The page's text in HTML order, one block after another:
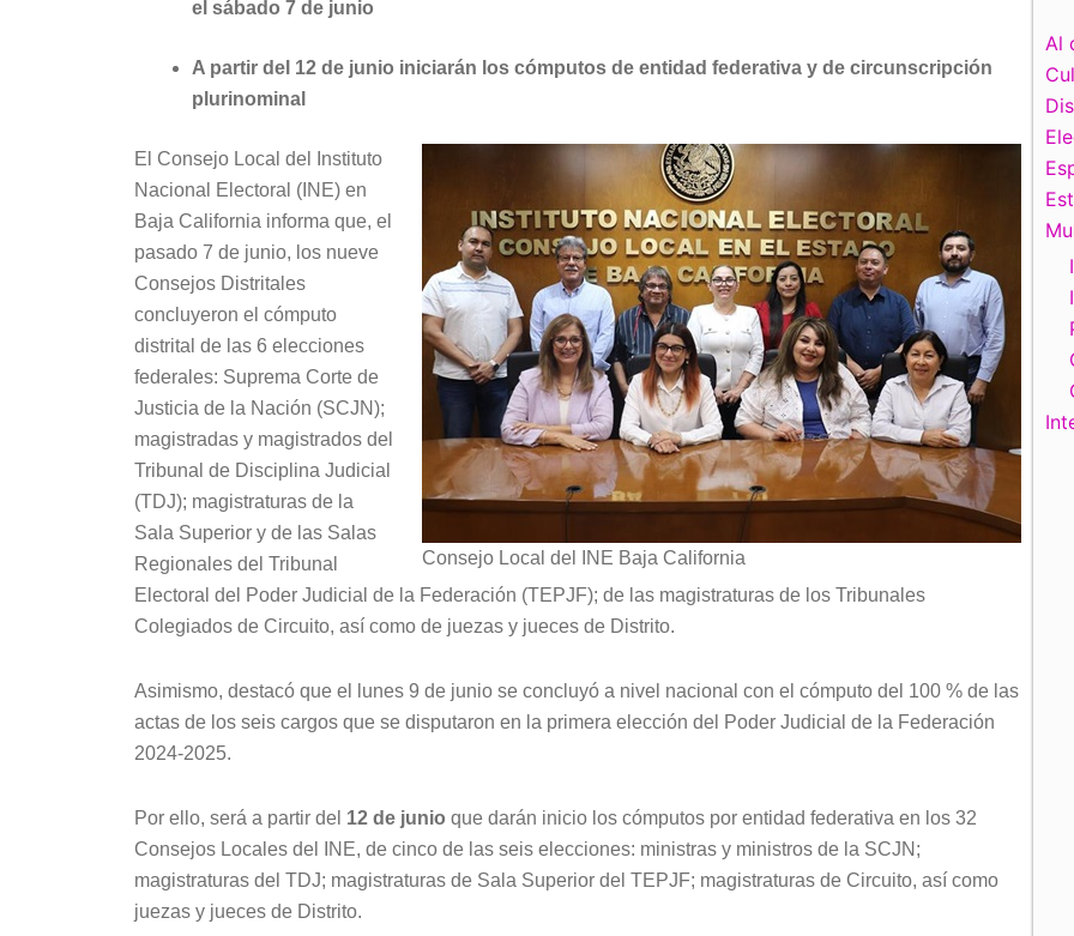
el sábado 7 de junio
A partir del 12 de junio iniciarán los cómputos de entidad federativa y de circunscripción
plurinominal
Consejo Local del INE Baja California
El Consejo Local del Instituto
Nacional Electoral (INE) en
Baja California informa que, el
pasado 7 de junio, los nueve
Consejos Distritales
concluyeron el cómputo
distrital de las 6 elecciones
federales: Suprema Corte de
Justicia de la Nación (SCJN);
magistradas y magistrados del
Tribunal de Disciplina Judicial
(TDJ); magistraturas de la
Sala Superior y de las Salas
Regionales del Tribunal
Electoral del Poder Judicial de la Federación (TEPJF); de las magistraturas de los Tribunales
Colegiados de Circuito, así como de juezas y jueces de Distrito.
Asimismo, destacó que el lunes 9 de junio se concluyó a nivel nacional con el cómputo del 100 % de las
actas de los seis cargos que se disputaron en la primera elección del Poder Judicial de la Federación
2024-2025.
Por ello, será a partir del 12 de junio que darán inicio los cómputos por entidad federativa en los 32
Consejos Locales del INE, de cinco de las seis elecciones: ministras y ministros de la SCJN;
magistraturas del TDJ; magistraturas de Sala Superior del TEPJF; magistraturas de Circuito, así como
juezas y jueces de Distrito.
Al